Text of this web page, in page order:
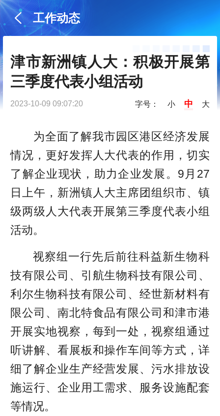
工作动态
津市新洲镇人大：积极开展第
三季度代表小组活动
2023-10-09 09:07:20 字号： 小 中 大
为全面了解我市园区港区经济发展
情况，更好发挥人大代表的作用，切实
了解企业现状，助力企业发展。9月27
日上午，新洲镇人大主席团组织市、镇
级两级人大代表开展第三季度代表小组
活动。
视察组一行先后前往科益新生物科
技有限公司、引航生物科技有限公司、
利尔生物科技有限公司、经世新材料有
限公司、南北特食品有限公司和津市港
开展实地视察，每到一处，视察组通过
听讲解、看展板和操作车间等方式，详
细了解企业生产经营发展、污水排放设
施运行、企业用工需求、服务设施配套
等情况。